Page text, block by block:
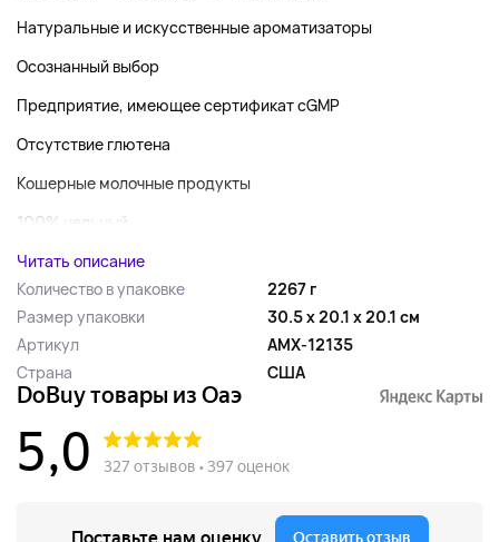
Натуральные и искусственные ароматизаторы
Осознанный выбор
Предприятие, имеющее сертификат cGMP
Отсутствие глютена
Кошерные молочные продукты
100% цельный...
Читать описание
Количество в упаковке
2267 г
Размер упаковки
30.5 x 20.1 x 20.1 см
Артикул
AMX-12135
Страна
США